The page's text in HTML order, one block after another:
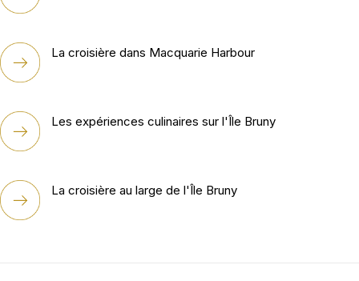
La croisière dans Macquarie Harbour
Les expériences culinaires sur l'Île Bruny
La croisière au large de l'Île Bruny